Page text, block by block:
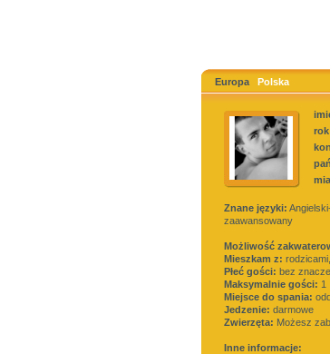
Europa Polska
Znane języki:
zaawansowany
Możliwość
Mieszkam z:
Płeć gości: bez
Maksymalnie gości: 1
Miejsce do spania:
Jedzenie: darmowe
Zwierzęta: Możesz
Inne informacje: